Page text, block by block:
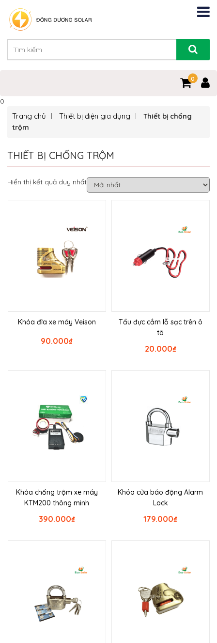
0
0
Trang chủ Thiết bị điện gia dụng
Thiết bị chống
trộm
THIẾT BỊ CHỐNG TRỘM
Hiển thị kết quả duy nhất
Khóa đĩa xe máy Veison
₫
90.000
Tẩu đực cắm lỗ sạc trên ô
tô
₫
20.000
Khóa chống trộm xe máy
KTM200 thông minh
₫
390.000
Khóa cửa báo động Alarm
Lock
₫
179.000